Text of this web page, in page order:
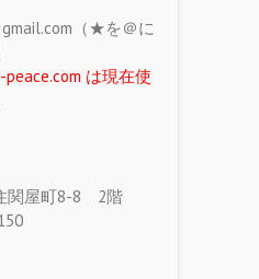
（★を＠に
は現在使
関屋町8-8 2階